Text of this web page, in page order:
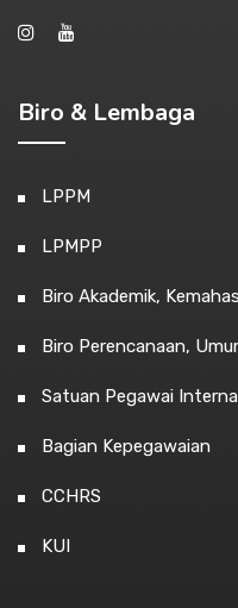
Biro & Lembaga
LPPM
LPMPP
Biro Akademik,
Biro Perencanaan,
Satuan Pegawai
Bagian Kepegawaian
CCHRS
KUI